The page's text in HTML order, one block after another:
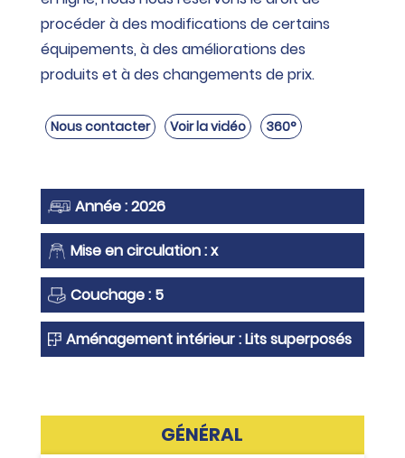
procéder à des modifications de certains
équipements, à des améliorations des
produits et à des changements de prix.
Nous contacter Voir la vidéo 360°
Année : 2026
Mise en circulation : x
Couchage : 5
Aménagement intérieur : Lits superposés
GÉNÉRAL